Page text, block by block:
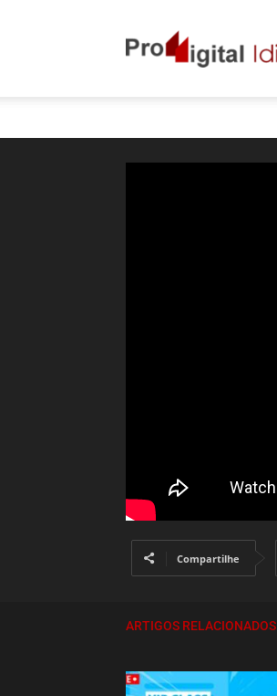
Compartilhe
ARTIGOS RELACIONADOS